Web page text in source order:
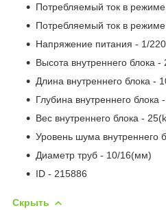
Потребляемый ток в
Потребляемый ток в
Напряжение питания - 1/
Высота внутреннего блока -
Длина внутреннего блока -
Глубина внутреннего блока
Вес внутреннего блока -
Уровень шума внутреннего
Диаметр труб - 10/16(мм)
ID - 215886
Скрыть